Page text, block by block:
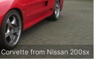
Corvette from Nissan 200sx